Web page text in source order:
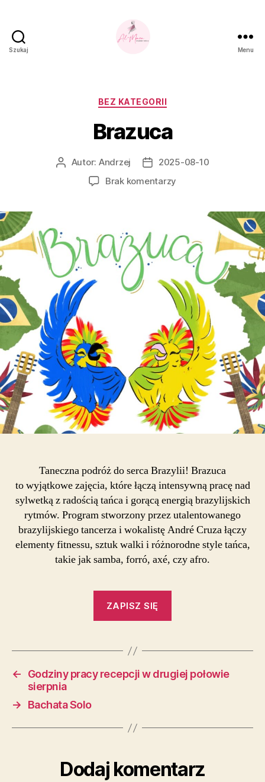
Szukaj
Mara
Menu
Kategorie
BEZ KATEGORII
Brazuca
AutorAutor: Andrzej
Data2025-08-10
Brak komentarzy
Taneczna podróż do serca Brazylii! Brazuca
to wyjątkowe zajęcia, które łączą intensywną pracę nad
sylwetką z radością tańca i gorącą energią brazylijskich
rytmów. Program stworzony przez utalentowanego
brazylijskiego tancerza i wokalistę André Cruza łączy
elementy fitnessu, sztuk walki i różnorodne style tańca,
takie jak samba, forró, axé, czy afro.
ZAPISZ SIĘ
←
Godziny pracy recepcji w drugiej połowie
sierpnia
→
Bachata Solo
Dodaj komentarz